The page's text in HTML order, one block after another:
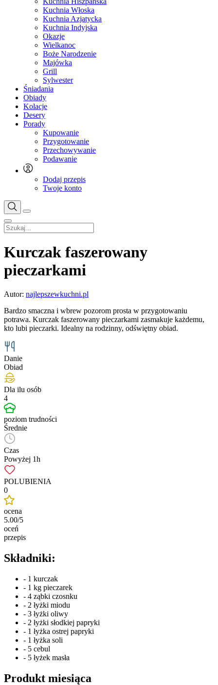
Kuchnia Włoska
Kuchnia Azjatycka
Kuchnia Indyjska
Okazje
Wielkanoc
Boże Narodzenie
Majówka
Grill
Sylwester
Śniadania
Obiady
Kolacje
Desery
Porady
Kupowanie
Przygotowanie
Przechowywanie
Podawanie
Dodaj przepis
Twoje konto
Kurczak faszerowany
pieczarkami
Autor: najlepszewkuchni.pl
Bardzo smaczna i wbrew pozorom prosta w przygotowaniu
potrawa. Kurczak faszerowany pieczarkami zasmakuje każdemu,
kto lubi pieczarki. Idealny na rodzinny, odświętny obiad.
Danie
Obiad
Dla ilu osób
4
poziom trudności
Średnie
Czas
Powyżej 1h
POLUBIENIA
0
ocena
5.00/5
oceń
przepis
Składniki:
- 1 kurczak
- 1 kg pieczarek
- 4 ząbki czosnku
- 2 łyżki miodu
- 3 łyżki oliwy
- 2 łyżki słodkiej papryki
- 1 łyżka ostrej papryki
- 1 łyżka soli
- 5 cebul
- 5 łyżek masła
Produkt miesiąca